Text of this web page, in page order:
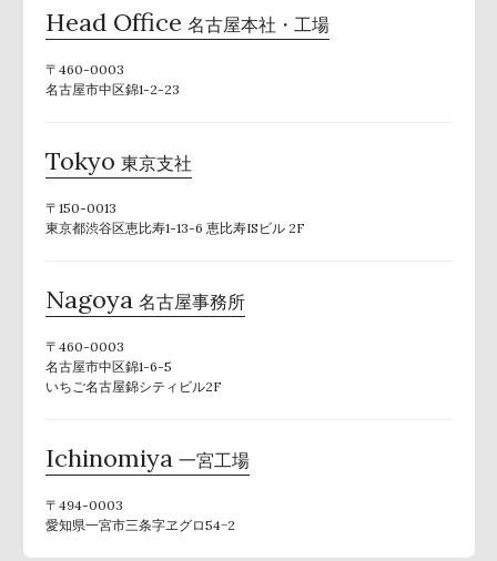
Head Office 名古屋本社・工場
〒460-0003
名古屋市中区錦1-2-23
Tokyo 東京支社
〒150-0013
東京都渋谷区恵比寿1-13-6 恵比寿ISビル 2F
Nagoya 名古屋事務所
〒460-0003
名古屋市中区錦1-6-5
いちご名古屋錦シティビル2F
Ichinomiya 一宮工場
〒494-0003
愛知県一宮市三条字ヱグロ54−2